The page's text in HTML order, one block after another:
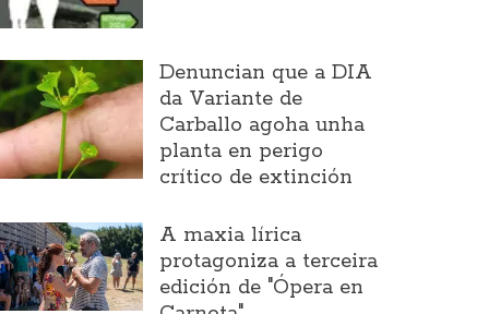
Denuncian que a DIA
da Variante de
Carballo agoha unha
planta en perigo
crítico de extinción
A maxia lírica
protagoniza a terceira
edición de "Ópera en